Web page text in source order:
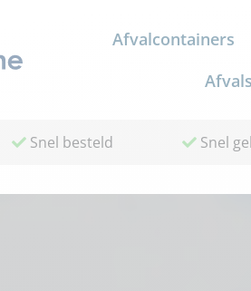
Afvalcontainers
Snel besteld Snel